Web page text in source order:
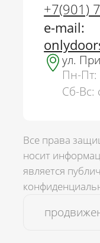
г. Москва
+7(926) 210-
+7(901) 794-
+7(901)
e-mail:
ул.
Пн-Пт:
Сб-Вс:
Все права
носит
является